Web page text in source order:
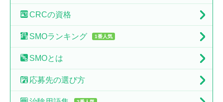
CRCの資格
SMOランキング 1番人気
SMOとは
応募先の選び方